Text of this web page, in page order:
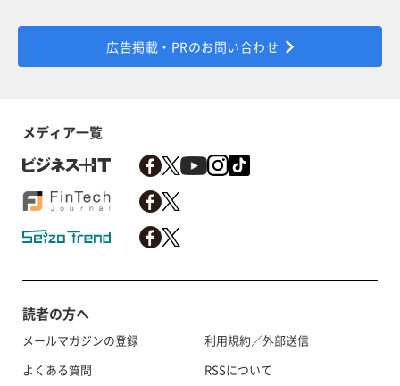
広告掲載・PRのお問い合わせ
メディア一覧
読者の方へ
メールマガジンの登録
よくある質問
利用規約／外部送信
RSSについて